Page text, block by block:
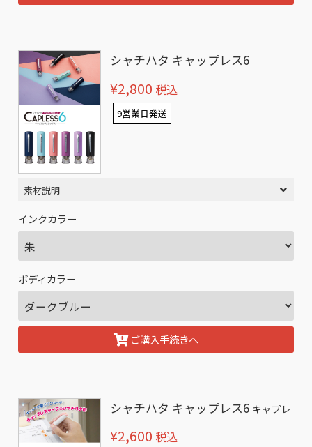
シャチハタ キャップレス6
¥2,800 税込
9営業日発送
素材説明
インクカラー
ボディカラー
ご購入手続きへ
シャチハタ キャップレス6 キャプレ
¥2,600 税込